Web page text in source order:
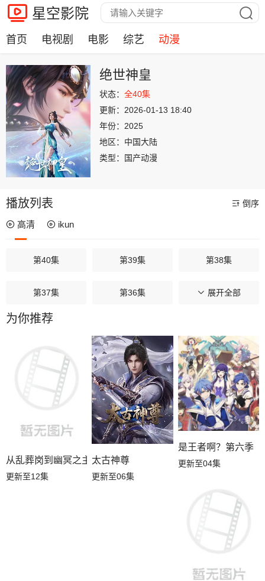
星空影院
首页 电视剧 电影 综艺 动漫
绝世神皇
状态： 全40集
更新： 2026-01-13 18:40
年份： 2025
地区： 中国大陆
类型：
国产动漫
播放列表 倒序
高清 ikun
第40集 第39集 第38集
第37集 第36集 第35集
第34集
第30集 第29集
第28集 第27集 第26集
第25集 第24集 第23集
第22集 第21集
第14集
展开全部
为你推荐
从乱葬岗到幽冥之主
更新至12集
太古神尊
更新至06集
是王者啊？第六季
更新至04集